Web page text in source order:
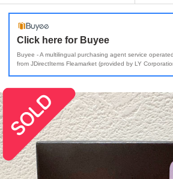
Click here for Buyee
Buyee - A multilingual purchasing agent service
from JDirectItems Fleamarket (provided by LY